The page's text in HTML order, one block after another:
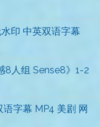
印 中英双语字幕
8人组 Sense8》1-2
字幕 MP4 美剧 网